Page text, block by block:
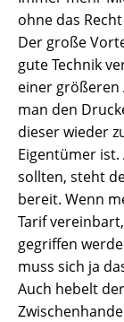
ohne das
Der große
gute Technik
einer größeren
man den
dieser wieder
Eigentümer
sollten, steht
bereit. Wenn
Tarif
gegriffen
muss sich ja
Auch hebelt